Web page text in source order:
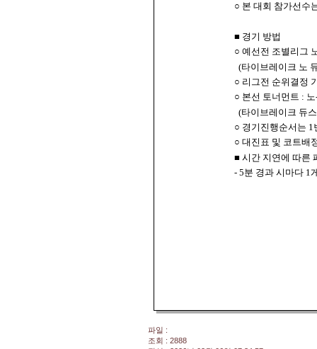
○ 본 대회 참가선수
■ 경기 방법
○ 예선전 조별리그
(타이브레이크 노
○ 리그전 순위결정
○ 본선 토너먼트 :
(타이브레이크 듀
○ 경기진행순서는 1
○ 대진표 및 코트배
■ 시간 지연에 따른
- 5분 경과 시마다 1
파일 :
조회 : 2888